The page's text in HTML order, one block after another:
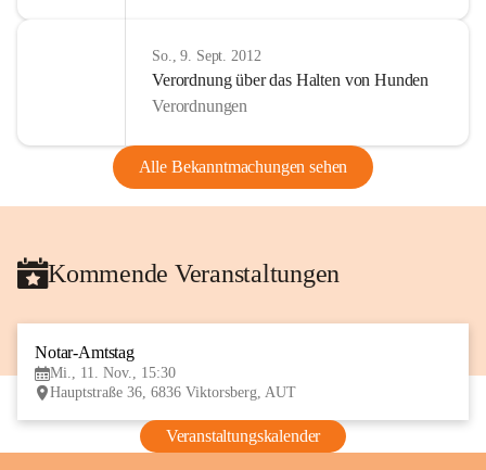
So., 9. Sept. 2012
Verordnung über das Halten von Hunden
Verordnungen
Alle Bekanntmachungen sehen
Kommende Veranstaltungen
Notar-Amtstag
Mi., 11. Nov., 15:30
Hauptstraße 36, 6836 Viktorsberg, AUT
Veranstaltungskalender